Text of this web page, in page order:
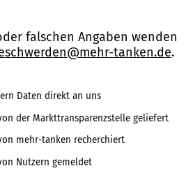
falschen Angaben wenden
tanken.de.
Daten direkt an uns
der Markttransparenzstelle geliefert
mehr-tanken recherchiert
Nutzern gemeldet